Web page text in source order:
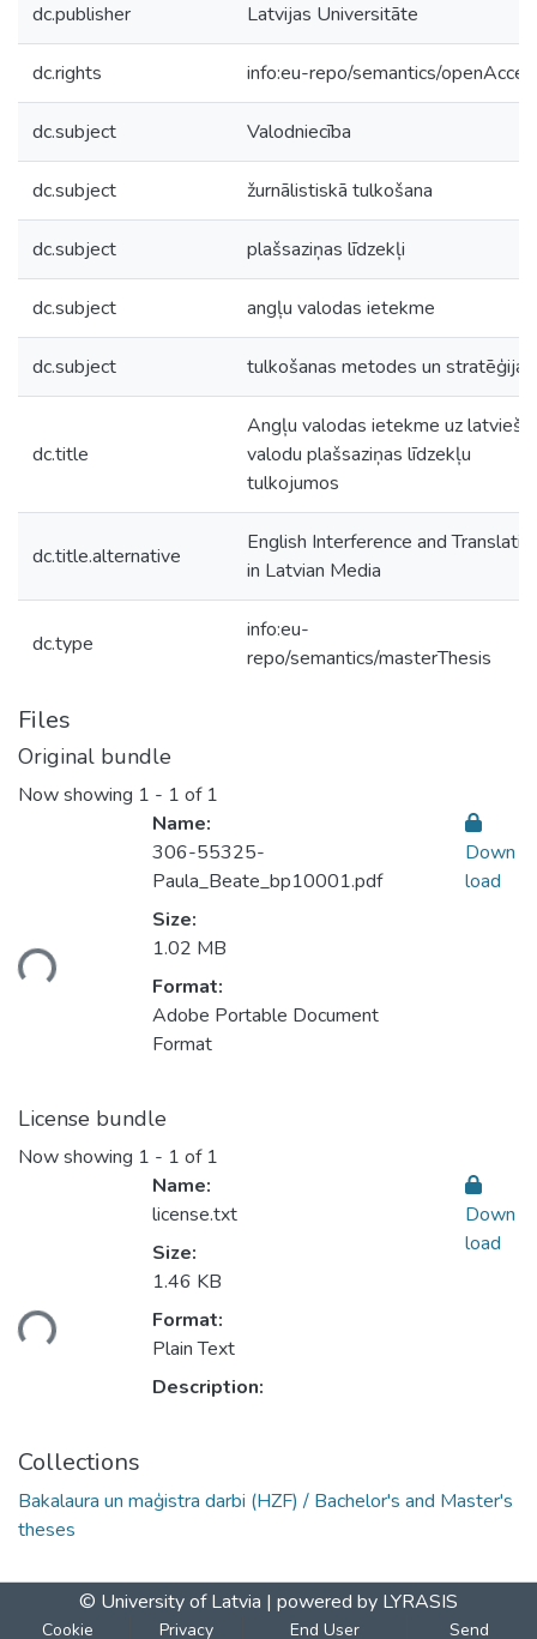
dc.publisher Latvijas Universitāte
dc.rights info:eu-repo/semantics/
dc.subject Valodniecība
dc.subject žurnālistiskā tulkošana
dc.subject plašsaziņas līdzekļi
dc.subject angļu valodas ietekme
dc.subject tulkošanas metodes un stratēģijas
dc.title
Angļu valodas ietekme uz latviešu
valodu plašsaziņas līdzekļu
tulkojumos
dc.title.alternative
English Interference and
in Latvian Media
dc.type
info:eu-
repo/semantics/masterThesis
Files
Original bundle
Now showing 1 - 1 of 1
Loading...
Name:
306-55325-
Paula_Beate_bp10001.pdf
Size:
1.02 MB
Format:
Adobe Portable Document
Format
Down
load
License bundle
Now showing 1 - 1 of 1
Loading...
Name:
license.txt
Size:
1.46 KB
Format:
Plain Text
Description:
Down
load
Collections
Bakalaura un maģistra darbi (HZF) / Bachelor's and Master's
theses
© University of Latvia | powered by LYRASIS
Cookie Privacy End User Send